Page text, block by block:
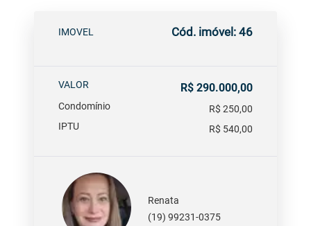
IMOVEL Cód. imóvel: 46
VALOR R$ 290.000,00
Condomínio
R$ 250,00
IPTU
R$ 540,00
Renata
(19) 99231-0375